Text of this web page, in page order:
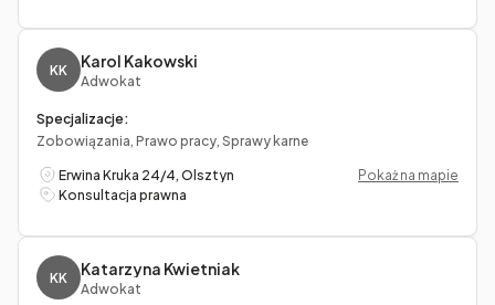
KK Karol Kakowski
Adwokat
Specjalizacje:
Zobowiązania, Prawo pracy, Sprawy karne
Erwina Kruka 24/4, Olsztyn
Pokaż na mapie
Konsultacja prawna
KK Katarzyna Kwietniak
Adwokat